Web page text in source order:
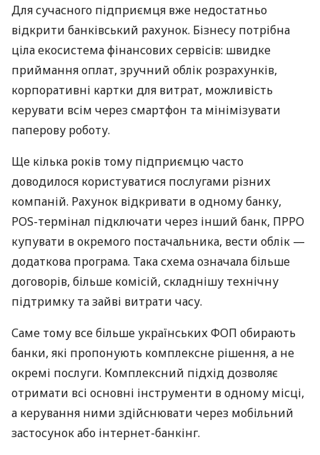
Для сучасного підприємця вже недостатньо
відкрити банківський рахунок. Бізнесу потрібна
ціла екосистема фінансових сервісів: швидке
приймання оплат, зручний облік розрахунків,
корпоративні картки для витрат, можливість
керувати всім через смартфон та мінімізувати
паперову роботу.
Ще кілька років тому підприємцю часто
доводилося користуватися послугами різних
компаній. Рахунок відкривати в одному банку,
POS-термінал підключати через інший банк, ПРРО
купувати в окремого постачальника, вести облік —
додаткова програма. Така схема означала більше
договорів, більше комісій, складнішу технічну
підтримку та зайві витрати часу.
Саме тому все більше українських ФОП обирають
банки, які пропонують комплексне рішення, а не
окремі послуги. Комплексний підхід дозволяє
отримати всі основні інструменти в одному місці,
а керування ними здійснювати через мобільний
застосунок або інтернет-банкінг.